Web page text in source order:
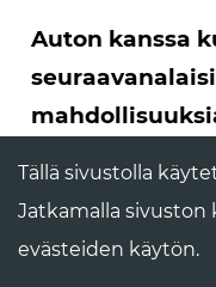
Auton kanssa
Käytettävissä
Tällä sivustolla
Jatkamalla sivuston
evästeiden käytön.